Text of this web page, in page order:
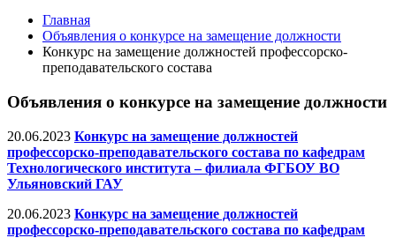
Главная
Объявления о конкурсе на замещение должности
Конкурс на замещение должностей профессорско-
преподавательского состава
Объявления о конкурсе на замещение должности
20.06.2023 Конкурс на замещение должностей
профессорско-преподавательского состава по кафедрам
Технологического института – филиала ФГБОУ ВО
Ульяновский ГАУ
20.06.2023 Конкурс на замещение должностей
профессорско-преподавательского состава по кафедрам